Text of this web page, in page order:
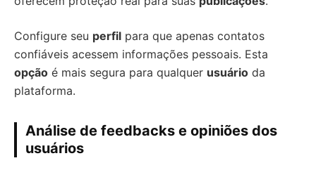
Configure seu perfil para que apenas contatos
confiáveis acessem informações pessoais. Esta
opção é mais segura para qualquer usuário da
plataforma.
Análise de feedbacks e opiniões dos
usuários